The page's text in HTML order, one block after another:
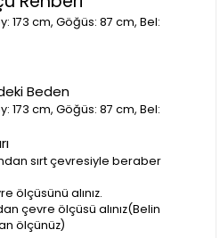
173 cm, Göğüs: 87 cm, Bel:
Beden
173 cm, Göğüs: 87 cm, Bel:
sırt çevresiyle beraber
ölçüsünü alınız.
çevre ölçüsü alınız(Belin
ölçünüz)